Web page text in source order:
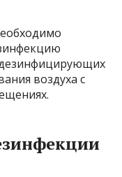
воздуха с